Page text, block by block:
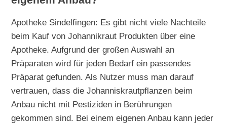
Apotheke Sindelfingen: Es gibt nicht viele Nachteile
beim Kauf von Johannikraut Produkten über eine
Apotheke. Aufgrund der großen Auswahl an
Präparaten wird für jeden Bedarf ein passendes
Präparat gefunden. Als Nutzer muss man darauf
vertrauen, dass die Johanniskrautpflanzen beim
Anbau nicht mit Pestiziden in Berührungen
gekommen sind. Bei einem eigenen Anbau kann jeder